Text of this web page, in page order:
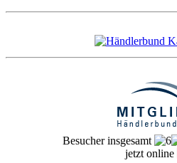
Besucher insgesamt
jetzt online